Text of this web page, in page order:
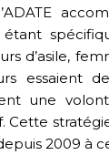
d’asile,
essaient
une
Cette
2009 à